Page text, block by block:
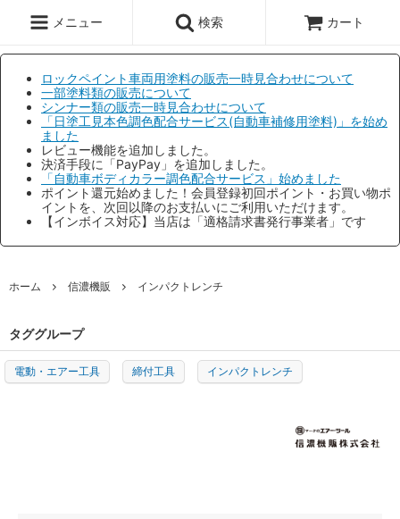
メニュー 検索 カート
ロックペイント車両用塗料の販売一時見合わせについて
一部塗料類の販売について
シンナー類の販売一時見合わせについて
「日塗工見本色調色配合サービス(自動車補修用塗料)」を始め
ました
レビュー機能を追加しました。
決済手段に「PayPay」を追加しました。
「自動車ボディカラー調色配合サービス」始めました
ポイント還元始めました！会員登録初回ポイント・お買い物ポ
イントを、次回以降のお支払いにご利用いただけます。
【インボイス対応】当店は「適格請求書発行事業者」です
ホーム 信濃機販 インパクトレンチ
タググループ
電動・エアー工具 締付工具 インパクトレンチ